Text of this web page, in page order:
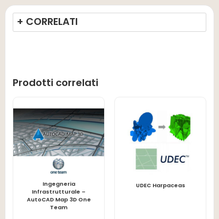
+ CORRELATI
Prodotti correlati
LEGGI TUTTO
Ingegneria
Infrastrutturale –
AutoCAD Map 3D One
Team
LEGGI TUTTO
UDEC Harpaceas